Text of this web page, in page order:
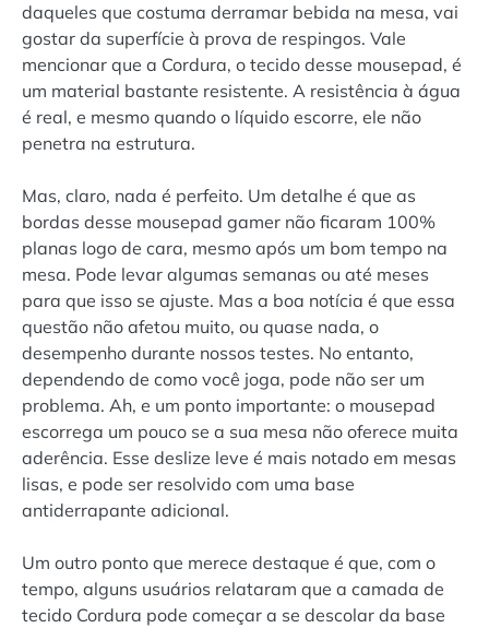
daqueles que costuma derramar bebida na mesa, vai
gostar da superfície à prova de respingos. Vale
mencionar que a Cordura, o tecido desse mousepad, é
um material bastante resistente. A resistência à água
é real, e mesmo quando o líquido escorre, ele não
penetra na estrutura.
Mas, claro, nada é perfeito. Um detalhe é que as
bordas desse mousepad gamer não ficaram 100%
planas logo de cara, mesmo após um bom tempo na
mesa. Pode levar algumas semanas ou até meses
para que isso se ajuste. Mas a boa notícia é que essa
questão não afetou muito, ou quase nada, o
desempenho durante nossos testes. No entanto,
dependendo de como você joga, pode não ser um
problema. Ah, e um ponto importante: o mousepad
escorrega um pouco se a sua mesa não oferece muita
aderência. Esse deslize leve é mais notado em mesas
lisas, e pode ser resolvido com uma base
antiderrapante adicional.
Um outro ponto que merece destaque é que, com o
tempo, alguns usuários relataram que a camada de
tecido Cordura pode começar a se descolar da base